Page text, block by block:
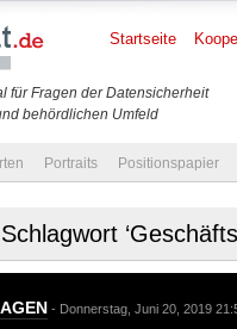
für Fragen der Datensicherheit
behördlichen Umfeld
Startseite
Portraits Positionspapier
- Donnerstag, Juni 20, 2019